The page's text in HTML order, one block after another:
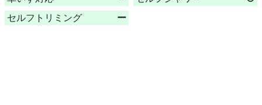
セルフトリミング
ー